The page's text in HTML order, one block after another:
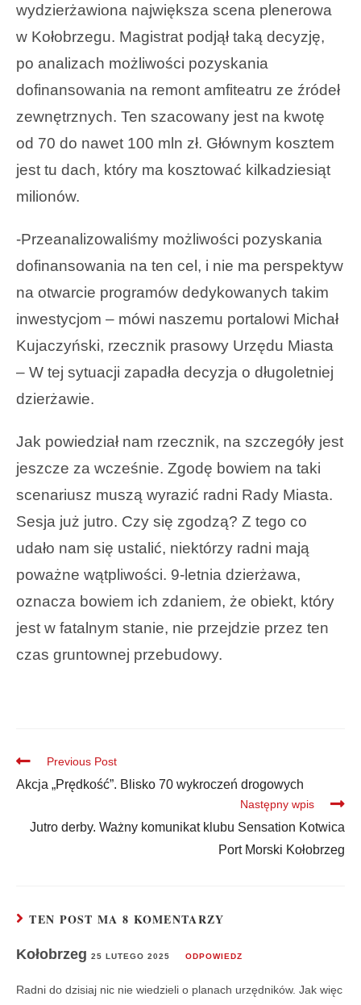
wydzierżawiona największa scena plenerowa
w Kołobrzegu. Magistrat podjął taką decyzję,
po analizach możliwości pozyskania
dofinansowania na remont amfiteatru ze źródeł
zewnętrznych. Ten szacowany jest na kwotę
od 70 do nawet 100 mln zł. Głównym kosztem
jest tu dach, który ma kosztować kilkadziesiąt
milionów.
-Przeanalizowaliśmy możliwości pozyskania
dofinansowania na ten cel, i nie ma perspektyw
na otwarcie programów dedykowanych takim
inwestycjom – mówi naszemu portalowi Michał
Kujaczyński, rzecznik prasowy Urzędu Miasta
– W tej sytuacji zapadła decyzja o długoletniej
dzierżawie.
Jak powiedział nam rzecznik, na szczegóły jest
jeszcze za wcześnie. Zgodę bowiem na taki
scenariusz muszą wyrazić radni Rady Miasta.
Sesja już jutro. Czy się zgodzą? Z tego co
udało nam się ustalić, niektórzy radni mają
poważne wątpliwości. 9-letnia dzierżawa,
oznacza bowiem ich zdaniem, że obiekt, który
jest w fatalnym stanie, nie przejdzie przez ten
czas gruntownej przebudowy.
Previous Post
Akcja „Prędkość”. Blisko 70 wykroczeń drogowych
Następny wpis
Jutro derby. Ważny komunikat klubu Sensation Kotwica
Port Morski Kołobrzeg
TEN POST MA 8 KOMENTARZY
Kołobrzeg 25 LUTEGO 2025 ODPOWIEDZ
Radni do dzisiaj nic nie wiedzieli o planach urzędników. Jak więc